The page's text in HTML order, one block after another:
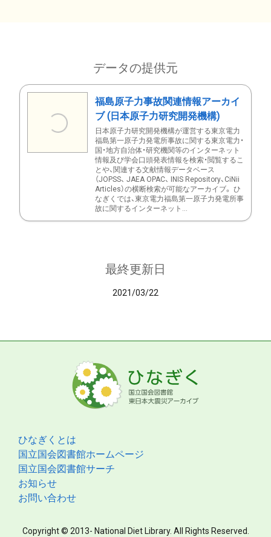
データの提供元
福島原子力事故関連情報アーカイ
ブ (日本原子力研究開発機構)
日本原子力研究開発機構が運営する東京電力
福島第一原子力発電所事故に関する東京電力・
国・地方自治体・研究機関等のインターネット
情報及び学会口頭発表情報を検索・閲覧するこ
とや、関連する文献情報データベース
（JOPSS、 JAEA OPAC、 INIS Repository、CiNii
Articles）の横断検索が可能なアーカイブ。 ひ
なぎくでは、東京電力福島第一原子力発電所事
故に関するインターネット...
最終更新日
2021/03/22
ひなぎくとは
国立国会図書館ホームページ
国立国会図書館サーチ
お知らせ
お問い合わせ
Copyright © 2013- National Diet Library. All Rights Reserved.